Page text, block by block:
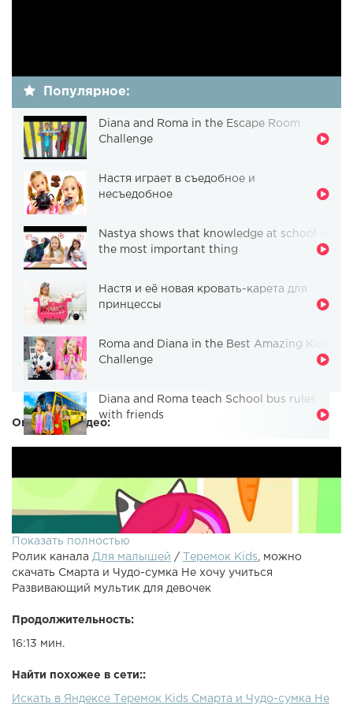
Популярное:
Diana and Roma in the Escape Room
Challenge
Настя играет в съедобное и
несъедобное
Nastya shows that knowledge at school is
the most important thing
Настя и её новая кровать-карета для
принцессы
Roma and Diana in the Best Amazing Kids
Challenge
Diana and Roma teach School bus rules
with friends
Описание видео:
Показать полностью
Ролик канала Для малышей / Теремок Kids , можно
скачать Смарта и Чудо-сумка Не хочу учиться
Развивающий мультик для девочек
Продолжительность:
16:13 мин.
Найти похожее в сети::
Искать в Яндексе Теремок Kids Смарта и Чудо-сумка Не